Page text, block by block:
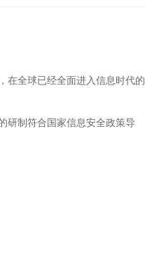
在全球已经全面进入信息时代的
研制符合国家信息安全政策导